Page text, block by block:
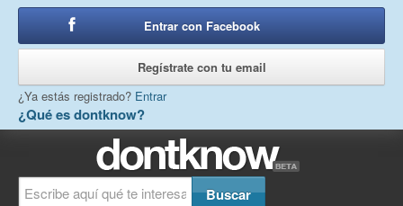
¿Qué es dontknow?
Entrar con Facebook
Regístrate con tu email
¿Ya estás registrado? Entrar